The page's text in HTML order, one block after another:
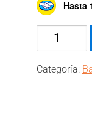
Hasta
Molde
(Modelo
Categoría: